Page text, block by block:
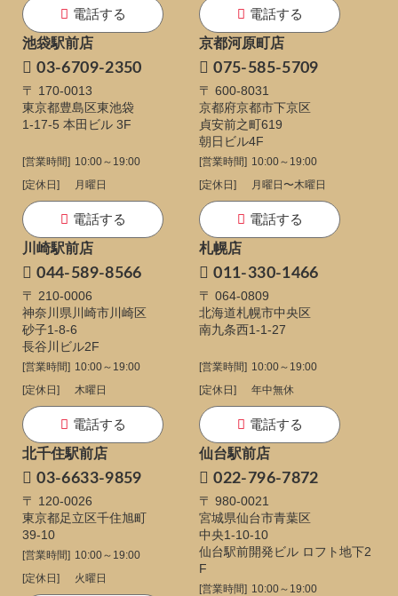
電話する
電話する
池袋駅前店
03-6709-2350
〒 170-0013
東京都豊島区東池袋
1-17-5 本田ビル 3F
[営業時間] 10:00～19:00
[定休日]
月曜日
電話する
京都河原町店
075-585-5709
〒 600-8031
京都府京都市下京区
貞安前之町619
朝日ビル4F
[営業時間] 10:00～19:00
[定休日]
月曜日〜木曜日
電話する
川崎駅前店
044-589-8566
〒 210-0006
神奈川県川崎市川崎区
砂子1-8-6
長谷川ビル2F
[営業時間] 10:00～19:00
[定休日]
木曜日
電話する
札幌店
011-330-1466
〒 064-0809
北海道札幌市中央区
南九条西1-1-27
[営業時間] 10:00～19:00
[定休日]
年中無休
電話する
北千住駅前店
03-6633-9859
〒 120-0026
東京都足立区千住旭町
39-10
[営業時間] 10:00～19:00
[定休日]
火曜日
仙台駅前店
022-796-7872
〒 980-0021
宮城県仙台市青葉区
中央1-10-10
仙台駅前開発ビル ロフト地下2
F
[営業時間] 10:00～19:00